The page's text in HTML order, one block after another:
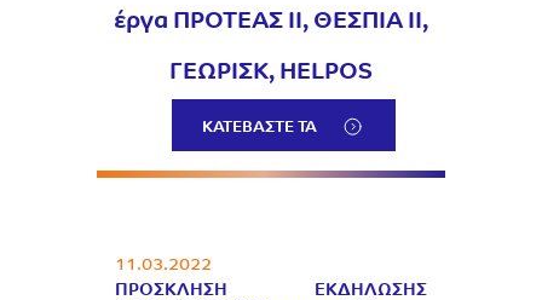
έργα ΠΡΟΤΕΑΣ ΙΙ, ΘΕΣΠΙΑ ΙΙ,
ΓΕΩΡΙΣΚ, HELPOS
ΚΑΤΕΒΑΣΤΕ ΤΑ
11.03.2022
ΠΡΟΣΚΛΗΣΗ ΕΚΔΗΛΩΣΗΣ